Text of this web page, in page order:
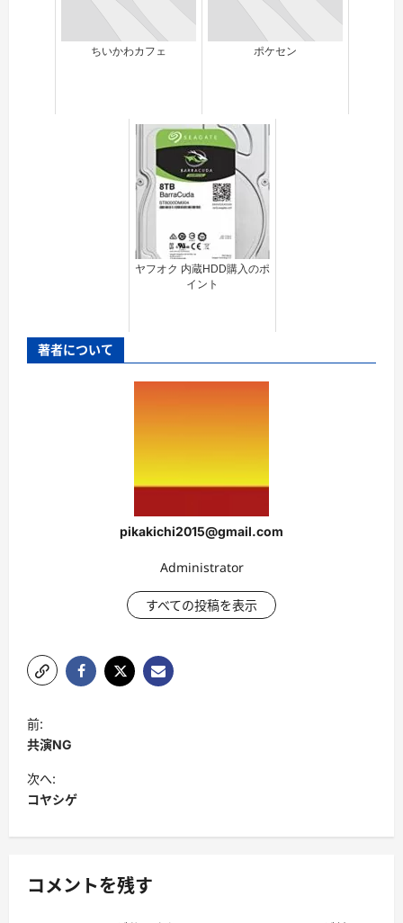
ちいかわカフェ ポケセン
ヤフオク 内蔵HDD購入のポ
イント
著者について
pikakichi2015@gmail.com
Administrator
すべての投稿を表示
投
稿
ナ
ビ
シ
前:
共演NG
次へ:
コヤシゲ
コメントを残す